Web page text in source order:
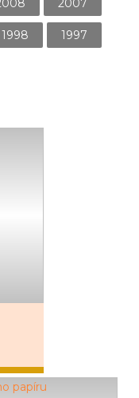
2007
1998 1997